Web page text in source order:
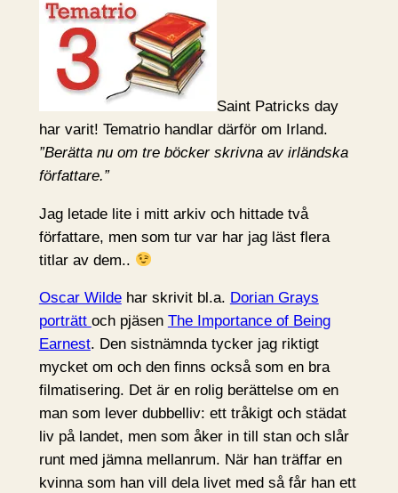
Saint Patricks day
har varit! Tematrio handlar därför om Irland.
”Berätta nu om tre böcker skrivna av irländska
författare.”
Jag letade lite i mitt arkiv och hittade två
författare, men som tur var har jag läst flera
titlar av dem..
Oscar Wildehar skrivit bl.a. Dorian Grays
porträtt och pjäsen The Importance of Being
Earnest. Den sistnämnda tycker jag riktigt
mycket om och den finns också som en bra
filmatisering. Det är en rolig berättelse om en
man som lever dubbelliv: ett tråkigt och städat
liv på landet, men som åker in till stan och slår
runt med jämna mellanrum. När han träffar en
kvinna som han vill dela livet med så får han ett